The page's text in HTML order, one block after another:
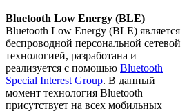
Bluetooth Low Energy (BLE)
Bluetooth Low Energy (BLE) является
беспроводной персональной сетевой
технологией, разработана и
реализуется с помощью Bluetooth
Special Interest Group. В данный
момент технология Bluetooth
присутствует на всех мобильных